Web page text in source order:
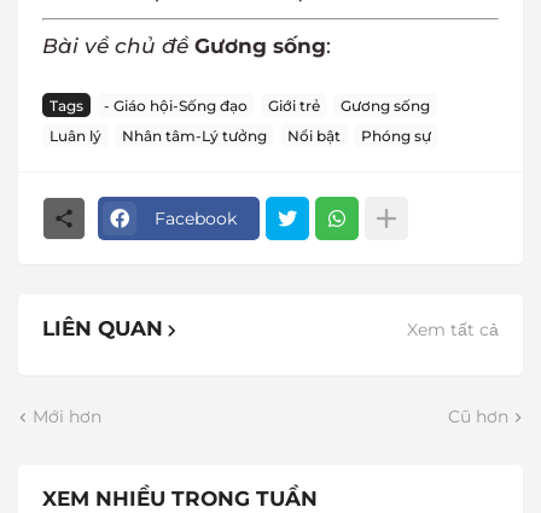
Bài về chủ đề Gương sống:
Tags - Giáo hội-Sống đạo Giới trẻ
Gương sống
Luân lý
Nhân tâm-Lý tưởng Nổi bật Phóng sự
Facebook
LIÊN QUAN Xem tất cả
Mới hơn Cũ hơn
XEM NHIỀU TRONG TUẦN